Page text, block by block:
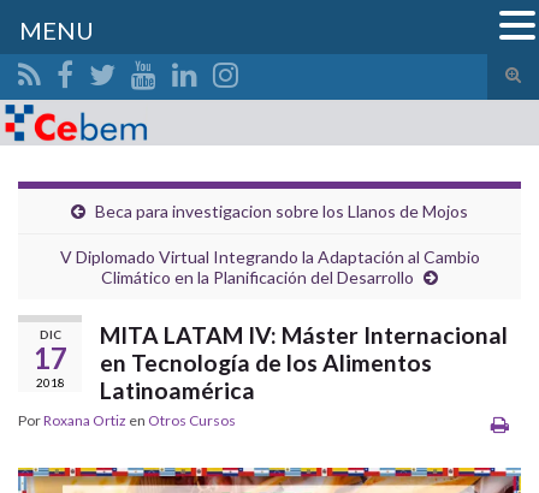
el
Search for:
Beca para investigacion sobre los Llanos de Mojos
V Diplomado Virtual Integrando la Adaptación al Cambio
Climático en la Planificación del Desarrollo
DIC
17
2018
MITA LATAM IV: Máster Internacional
en Tecnología de los Alimentos
Latinoamérica
PorRoxana Ortiz en Otros Cursos
MENU